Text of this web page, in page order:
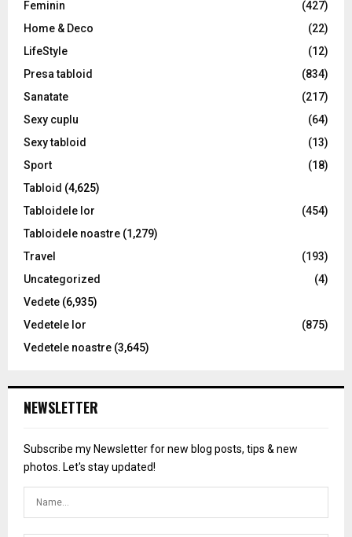
Feminin
(427)
Home & Deco
(22)
LifeStyle
(12)
Presa tabloid
(834)
Sanatate
(217)
Sexy cuplu
(64)
Sexy tabloid
(13)
Sport
(18)
Tabloid (4,625)
Tabloidele lor
(454)
Tabloidele noastre (1,279)
Travel
(193)
Uncategorized
(4)
Vedete (6,935)
Vedetele lor
(875)
Vedetele noastre (3,645)
NEWSLETTER
Subscribe my Newsletter for new blog posts, tips & new
photos. Let's stay updated!